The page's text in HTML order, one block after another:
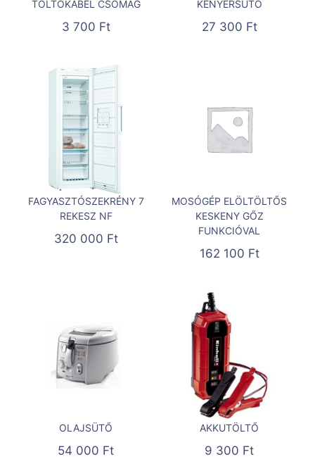
TÖLTŐKÁBEL CSOMAG
3 700 Ft
KENYÉRSÜTŐ
27 300 Ft
FAGYASZTÓSZEKRÉNY 7
REKESZ NF
320 000 Ft
MOSÓGÉP ELÖLTÖLTŐS
KESKENY GŐZ
FUNKCIÓVAL
162 100 Ft
OLAJSÜTŐ
54 000 Ft
AKKUTÖLTŐ
9 300 Ft